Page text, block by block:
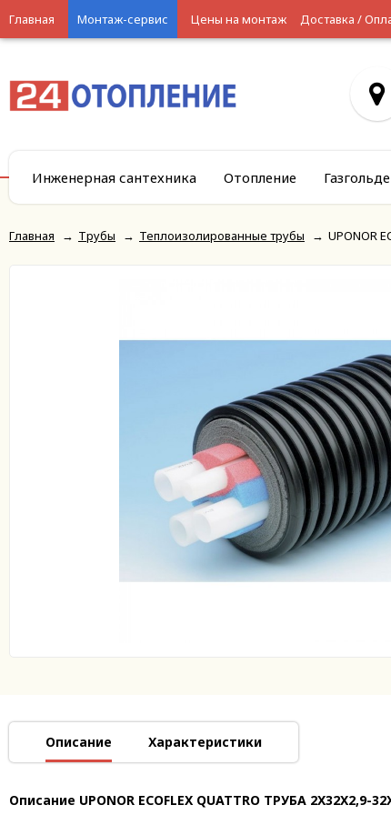
Главная Монтаж-сервис Цены на монтаж Доставка /
Инженерная сантехника Отопление
Главная → Трубы → Теплоизолированные трубы → UPONOR
Описание Характеристики
Описание UPONOR ECOFLEX QUATTRO ТРУБА 2X32X2,9-